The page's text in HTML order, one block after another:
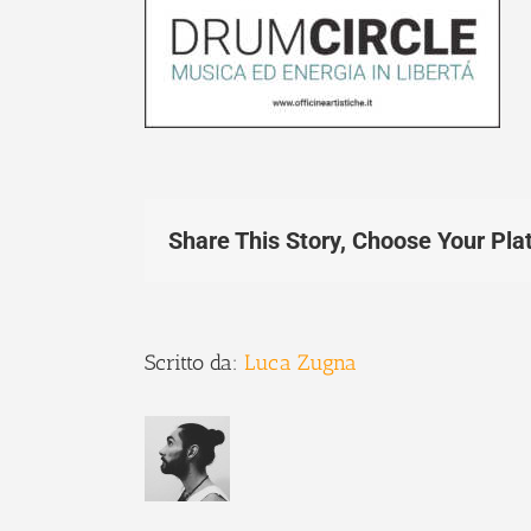
Share This Story, Choose Your
Scritto da: Luca Zugna